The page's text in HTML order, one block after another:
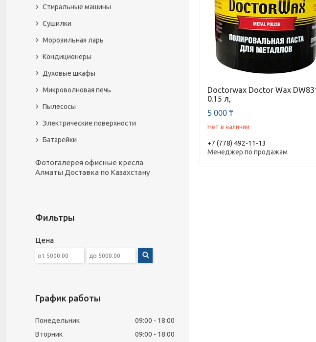
Doctorwax Doctor Wax
0.15 л,
5 000 ₸
Нет в наличии
+7 (778) 492-11-13
Менеджер по продажам
Стиральные машины
Сушилки
Морозильная ларь
Кондиционеры
Духовые шкафы
Микроволновая печь
Пылесосы
Электрические поверхности
Батарейки
Фотогалерея офисные кресла
Алматы Доставка по Казахстану
Фильтры
Цена
График работы
Понедельник 09:00
18:00
Вторник
09:00
18:00